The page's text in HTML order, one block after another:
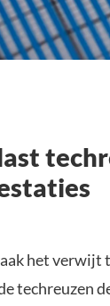
het verwijt
techreuzen